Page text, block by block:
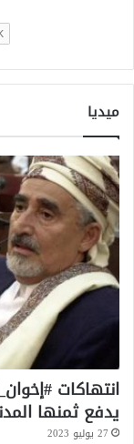
ا
ض
ا
ل
ع
ميديا
انتهاكات
يدفع ثمنها
27 يوليو 2023